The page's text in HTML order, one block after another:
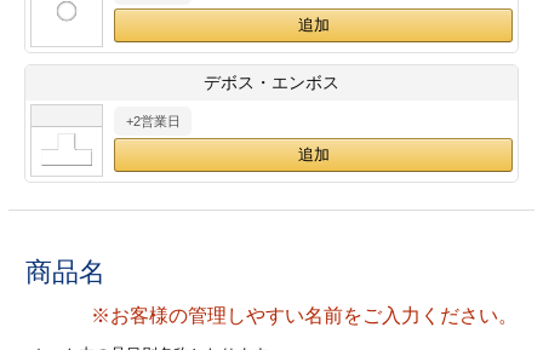
ァイル印刷
印刷
リーブ印刷
フォルダー
ファイル印刷
ァイル印刷
デボス・エンボス
+2営業日
商品名
※お客様の管理しやすい名前をご入力ください。